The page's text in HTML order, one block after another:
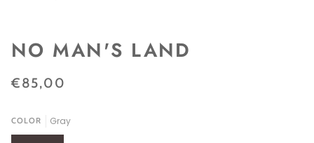
NO MAN'S LAND
€85,00
COLOR Gray